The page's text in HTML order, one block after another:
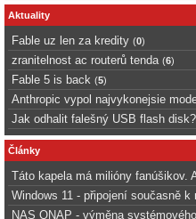
Aktuality
Fable uz len za kredity (0)
zranitelnost ac routerů tenda (6)
Fable 5 is back (5)
Anthropic vypol najvykonejsie
Jak odhalit falešný USB flash disk?
Články
Táto kapela má milióny fanúšikov.
Windows 11 - připojení současně
NAS QNAP - výměna